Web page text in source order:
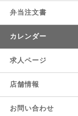
弁当注文書
カレンダー
求人ページ
店舗情報
お問い合わせ